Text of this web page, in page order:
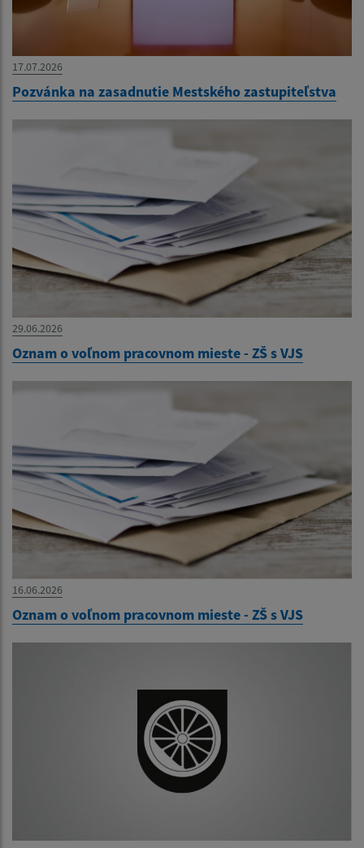
17.07.2026
Pozvánka na zasadnutie Mestského zastupiteľstva
29.06.2026
Oznam o voľnom pracovnom mieste - ZŠ s VJS
16.06.2026
Oznam o voľnom pracovnom mieste - ZŠ s VJS